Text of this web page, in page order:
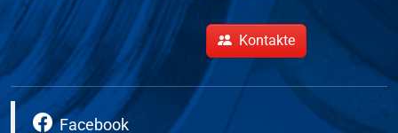
Kontakte
Facebook